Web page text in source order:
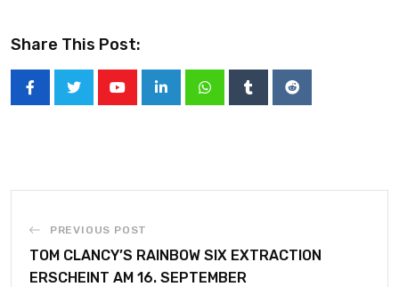
Share This Post:
PREVIOUS POST
TOM CLANCY’S RAINBOW SIX EXTRACTION
ERSCHEINT AM 16. SEPTEMBER